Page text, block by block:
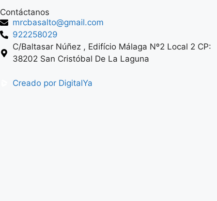
Contáctanos
mrcbasalto@gmail.com
922258029
C/Baltasar Núñez , Edifício Málaga Nº2 Local 2 CP:
38202 San Cristóbal De La Laguna
Creado por DigitalYa